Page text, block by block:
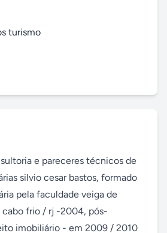
turismo
e pareceres técnicos de
silvio cesar bastos, formado
pela faculdade veiga de
cabo frio / rj -2004, pós-
imobiliário - em 2009 / 2010